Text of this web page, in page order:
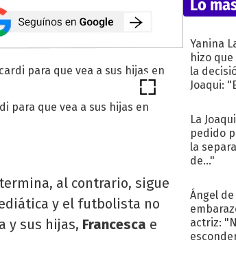
para que vea a sus hijas en
al contrario, sigue
y el futbolista no
y sus hijas, Francesca e
Lo
Yanina
hizo
la
Joaqui:
La
pedido
la
de..."
Ángel
actriz: